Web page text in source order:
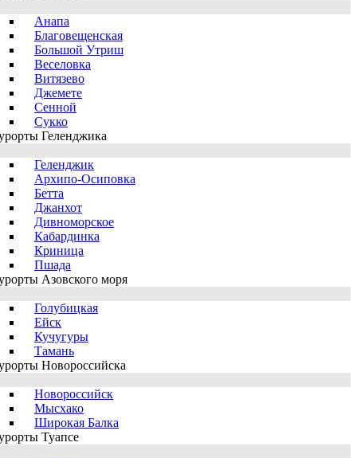
Анапа
Благовещенская
Большой Утриш
Веселовка
Витязево
Джемете
Сенной
Сукко
Геленджика
Геленджик
Архипо-Осиповка
Бетта
Джанхот
Дивноморское
Кабардинка
Криница
Пшада
Азовского моря
Голубицкая
Ейск
Кучугуры
Тамань
Новороссийска
Новороссийск
Мысхако
Широкая Балка
Туапсе